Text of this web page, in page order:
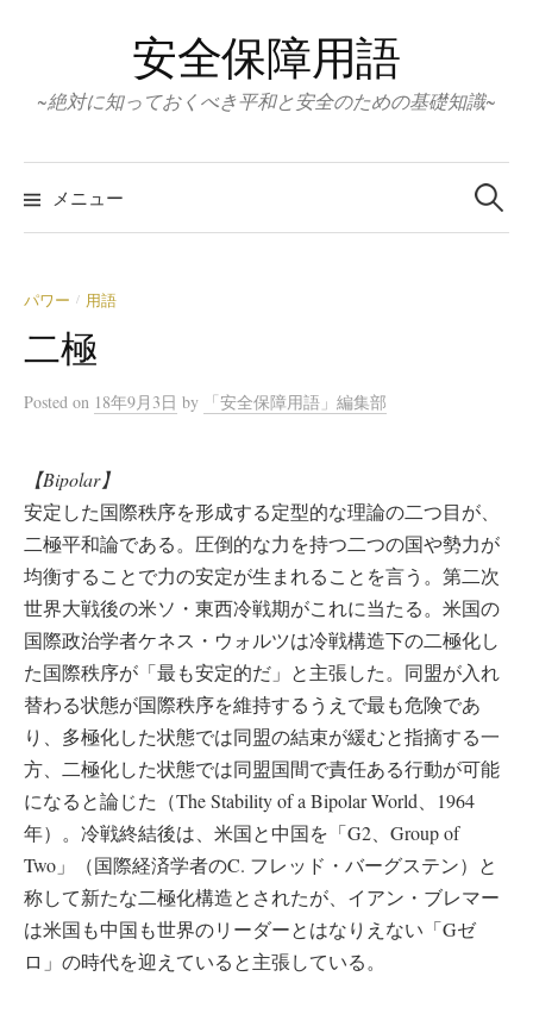
ン
ス
キ
プ
安全保障用語
~絶対に知っておくべき平和と安全のための基礎知識~
メニュー
検
索:
パワー / 用語
二極
Posted on 18年9月3日 by 「安全保障用語」編集部
【Bipolar】
安定した国際秩序を形成する定型的な理論の二つ目が、
二極平和論である。圧倒的な力を持つ二つの国や勢力が
均衡することで力の安定が生まれることを言う。第二次
世界大戦後の米ソ・東西冷戦期がこれに当たる。米国の
国際政治学者ケネス・ウォルツは冷戦構造下の二極化し
た国際秩序が「最も安定的だ」と主張した。同盟が入れ
替わる状態が国際秩序を維持するうえで最も危険であ
り、多極化した状態では同盟の結束が緩むと指摘する一
方、二極化した状態では同盟国間で責任ある行動が可能
になると論じた（The Stability of a Bipolar World、1964
年）。冷戦終結後は、米国と中国を「G2、Group of
Two」（国際経済学者のC. フレッド・バーグステン）と
称して新たな二極化構造とされたが、イアン・ブレマー
は米国も中国も世界のリーダーとはなりえない「Gゼ
ロ」の時代を迎えていると主張している。